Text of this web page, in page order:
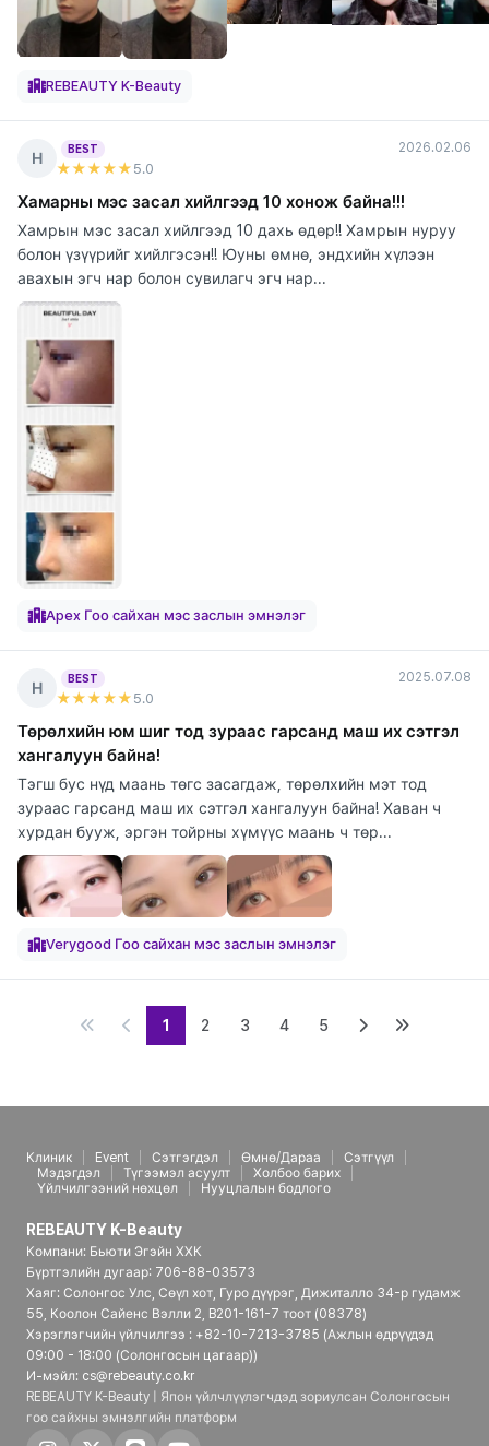
REBEAUTY K-Beauty
Н
BEST
★★★★★ 5.0
2026.02.06
Хамарны мэс засал хийлгээд 10 хонож байна!!!
Хамрын мэс засал хийлгээд 10 дахь өдөр!! Хамрын нуруу
болон үзүүрийг хийлгэсэн!! Юуны өмнө, эндхийн хүлээн
авахын эгч нар болон сувилагч эгч нар...
Apex Гоо сайхан мэс заслын эмнэлэг
Н
BEST
★★★★★ 5.0
2025.07.08
Төрөлхийн юм шиг тод зураас гарсанд маш их сэтгэл
хангалуун байна!
Тэгш бус нүд маань төгс засагдаж, төрөлхийн мэт тод
зураас гарсанд маш их сэтгэл хангалуун байна! Хаван ч
хурдан бууж, эргэн тойрны хүмүүс маань ч төр...
Verygood Гоо сайхан мэс заслын эмнэлэг
1 2 3 4 5
Клиник Event Сэтгэгдэл Өмнө/Дараа
Сэтгүүл
Мэдэгдэл
Түгээмэл асуулт
Холбоо барих
Үйлчилгээний нөхцөл
Нууцлалын бодлого
REBEAUTY K-Beauty
Компани: Бьюти Эгэйн ХХК
Бүртгэлийн дугаар: 706-88-03573
Хаяг: Солонгос Улс, Сөүл хот, Гуро дүүрэг, Дижиталло 34-р гудамж
55, Коолон Сайенс Вэлли 2, B201-161-7 тоот (08378)
Хэрэглэгчийн үйлчилгээ : +82-10-7213-3785 (Ажлын өдрүүдэд
09:00 - 18:00 (Солонгосын цагаар))
И-мэйл: cs@rebeauty.co.kr
REBEAUTY K-Beauty | Япон үйлчлүүлэгчдэд зориулсан Солонгосын
гоо сайхны эмнэлгийн платформ